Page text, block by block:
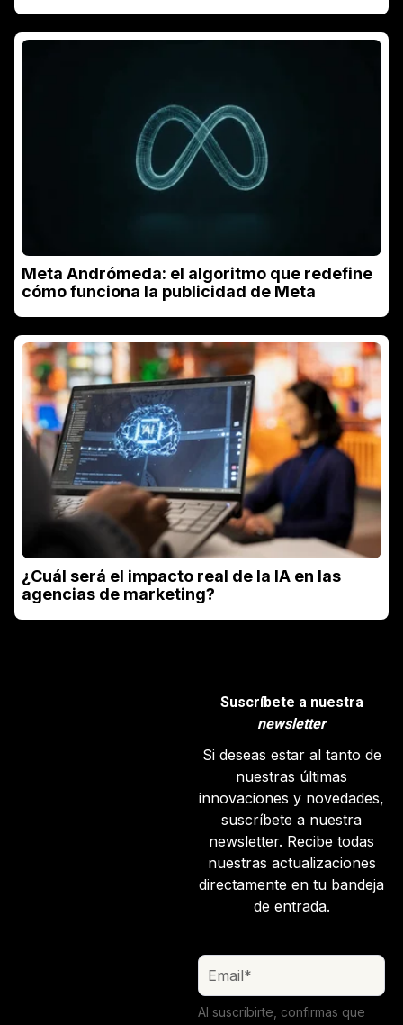
Meta Andrómeda: el algoritmo que redefine
cómo funciona la publicidad de Meta
¿Cuál será el impacto real de la IA en las
agencias de marketing?
Suscríbete a nuestra
newsletter
Si deseas estar al tanto de
nuestras últimas
innovaciones y novedades,
suscríbete a nuestra
newsletter. Recibe todas
nuestras actualizaciones
directamente en tu bandeja
de entrada.
Al suscribirte, confirmas que